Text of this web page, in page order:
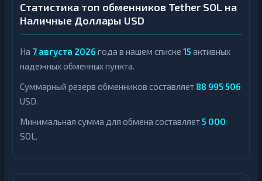
Статистика топ обменников Tether SOL на
Наличные Доллары USD
На 7 августа 2026 года в нашем списке 15 активных
надежных обменных пункта.
Суммарный резерв обменников составляет 88 995 506
USD.
Минимальная сумма для обмена составляет5 000
SOL.